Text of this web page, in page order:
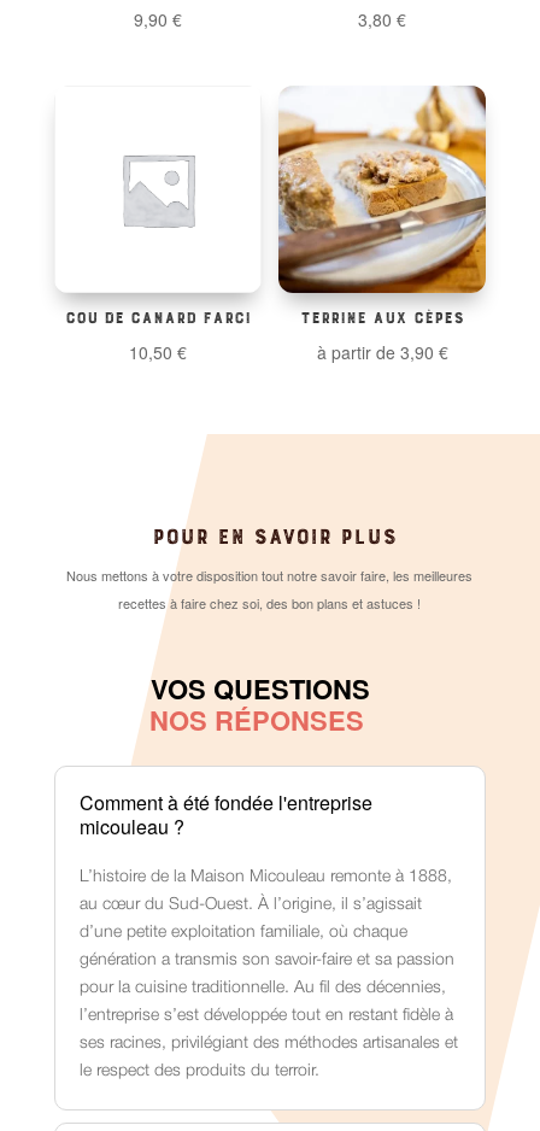
9,90 € 3,80€
COU DE CANARD FARCI
10,50 €
TERRINE AUX CÈPES
à partir de 3,90 €
POUR EN SAVOIR PLUS
Nous mettons à votre disposition tout notre savoir faire, les meilleures
recettes à faire chez soi, des bon plans et astuces !
VOS QUESTIONS
NOS RÉPONSES
Comment à été fondée l'entreprise
micouleau ?
L’histoire de la Maison Micouleau remonte à 1888,
au cœur du Sud-Ouest. À l’origine, il s’agissait
d’une petite exploitation familiale, où chaque
génération a transmis son savoir-faire et sa passion
pour la cuisine traditionnelle. Au fil des décennies,
l’entreprise s’est développée tout en restant fidèle à
ses racines, privilégiant des méthodes artisanales et
le respect des produits du terroir.